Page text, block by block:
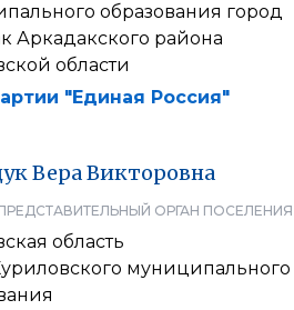
образования город
Аркадакского района
области
"Единая Россия"
ВераВикторовна
ОРГАН ПОСЕЛЕНИЯ
область
муниципального